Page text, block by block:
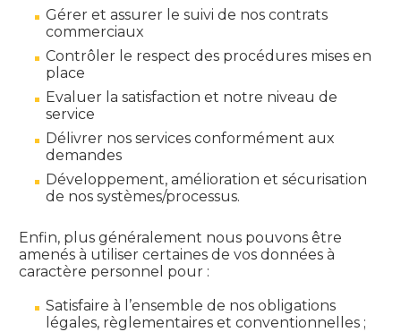
Gérer et assurer le suivi de nos contrats
commerciaux
Contrôler le respect des procédures mises en
place
Evaluer la satisfaction et notre niveau de
service
Délivrer nos services conformément aux
demandes
Développement, amélioration et sécurisation
de nos systèmes/processus.
Enfin, plus généralement nous pouvons être
amenés à utiliser certaines de vos données à
caractère personnel pour :
Satisfaire à l’ensemble de nos obligations
légales, règlementaires et conventionnelles ;